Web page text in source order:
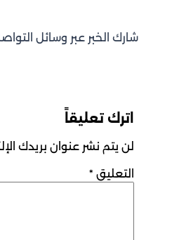
شارك الخبر عبر وسائل
اترك تعليقاً
لن يتم نشر عنوان بريدك
التعليق *